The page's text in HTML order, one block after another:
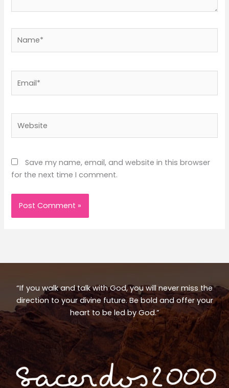
Save my name, email, and website in this browser
for the next time I comment.
“If you walk and talk with God, you will never miss the
direction to your divine future. Be bold and offer your
heart to be led by God.”